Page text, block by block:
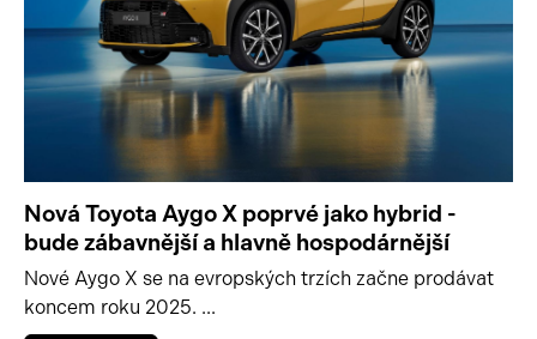
Nová Toyota Aygo X poprvé jako hybrid -
bude zábavnější a hlavně hospodárnější
Nové Aygo X se na evropských trzích začne prodávat
koncem roku 2025. ...